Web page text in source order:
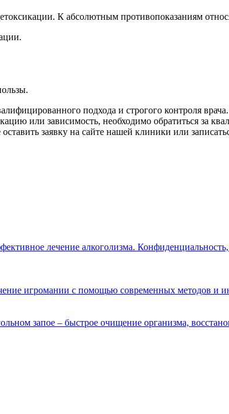
К абсолютным противопоказаниям
подхода и строгого контроля
или зависимость, необходимо обратиться за
заявку на сайте нашей клиники или
лечение алкоголизма.
игромании с помощью современных методов и
запое – быстрое очищение организма,